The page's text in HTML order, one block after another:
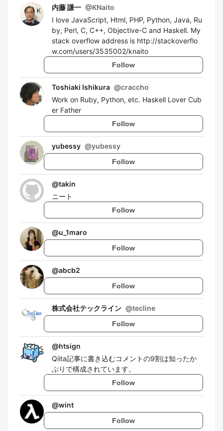
内藤 謙一 @KNaito
I love JavaScript, Html, PHP, Python, Java, Ru
by, Perl, C, C++, Objective-C and Haskell. My
stack overflow address is http://stackoverflo
w.com/users/3535002/knaito
Follow
Toshiaki Ishikura @craccho
Work on Ruby, Python, etc. Haskell Lover Cub
er Father
Follow
yubessy @yubessy
Follow
@takin
ニート
Follow
@u_1maro
Follow
@abcb2
Follow
株式会社テックライン @tecline
Follow
@htsign
Qiita記事に書き込むコメントの9割は知ったか
ぶりで構成されています。
Follow
@wint
Follow